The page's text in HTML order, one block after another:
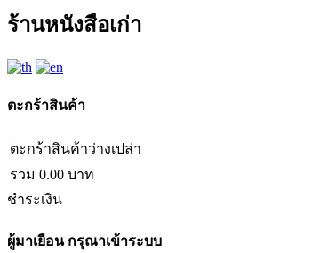
ร้านหนังสือเก่า
ตะกร้าสินค้า
ตะกร้าสินค้าว่างเปล่า
รวม 0.00 บาท
ชำระเงิน
ผู้มาเยือนกรุณาเข้าระบบ